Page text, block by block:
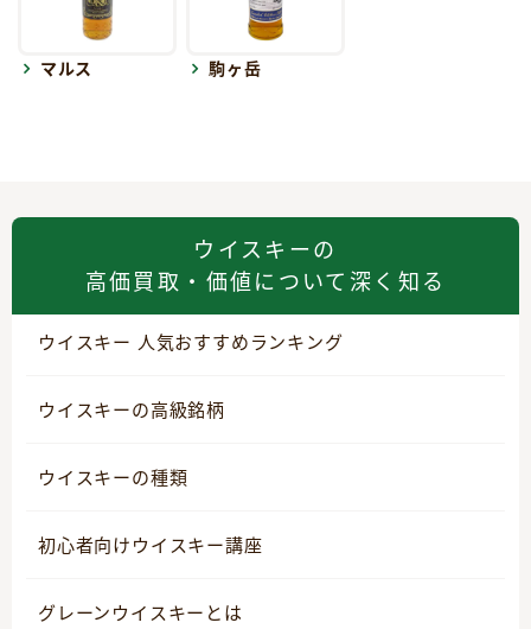
マルス 駒ヶ岳
ウイスキーの
高価買取・価値について深く知る
ウイスキー 人気おすすめランキング
ウイスキーの高級銘柄
ウイスキーの種類
初心者向けウイスキー講座
グレーンウイスキーとは